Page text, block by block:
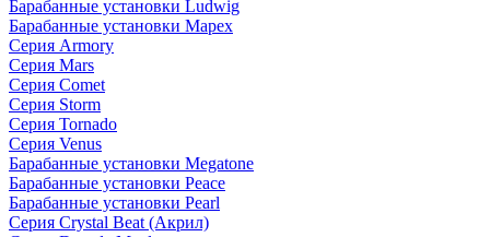
Барабанные установки Ludwig
Барабанные установки Mapex
Серия Armory
Серия Mars
Серия Comet
Серия Storm
Серия Tornado
Серия Venus
Барабанные установки Megatone
Барабанные установки Peace
Барабанные установки Pearl
Серия Crystal Beat (Акрил)